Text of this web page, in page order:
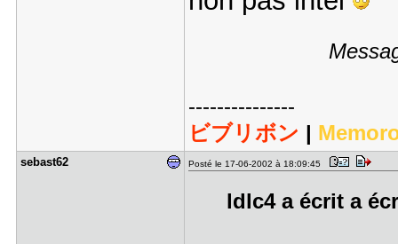
---------------
ビブリボン |
sebast62 Posté le 17-06-2002 à 18:09:45
ldlc4 a écrit a